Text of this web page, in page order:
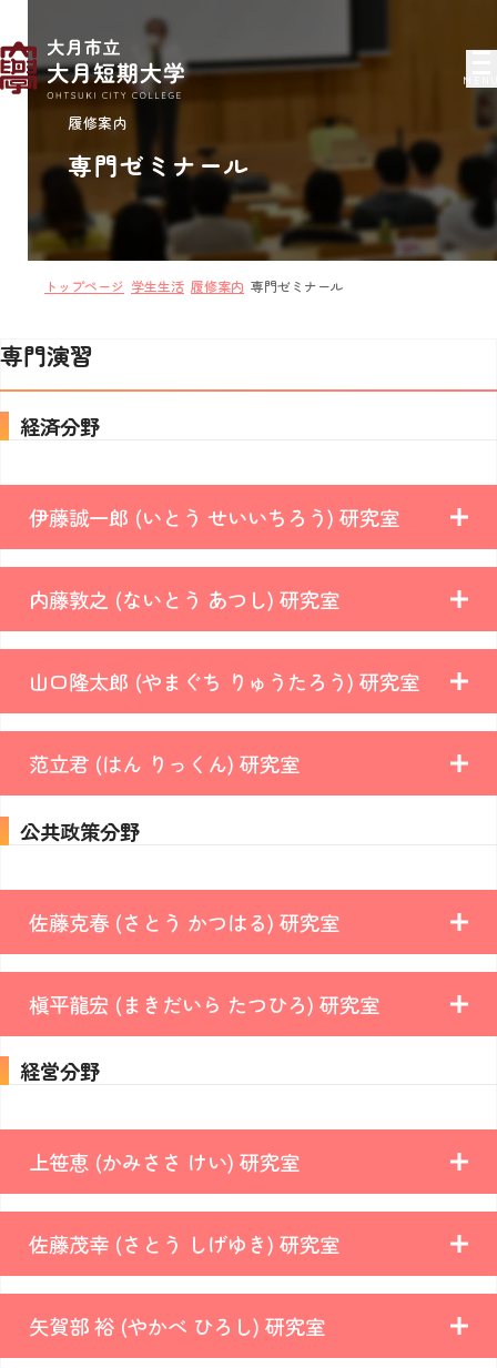
履修案内
専門ゼミナール
トップページ 学生生活 履修案内 専門ゼミナール
専門演習
経済分野
伊藤誠一郎 (いとう せいいちろう) 研究室
内藤敦之 (ないとう あつし) 研究室
山口隆太郎 (やまぐち りゅうたろう) 研究室
范立君 (はん りっくん) 研究室
公共政策分野
佐藤克春 (さとう かつはる) 研究室
槇平龍宏 (まきだいら たつひろ) 研究室
経営分野
上笹恵 (かみささ けい) 研究室
佐藤茂幸 (さとう しげゆき) 研究室
矢賀部 裕 (やかべ ひろし) 研究室